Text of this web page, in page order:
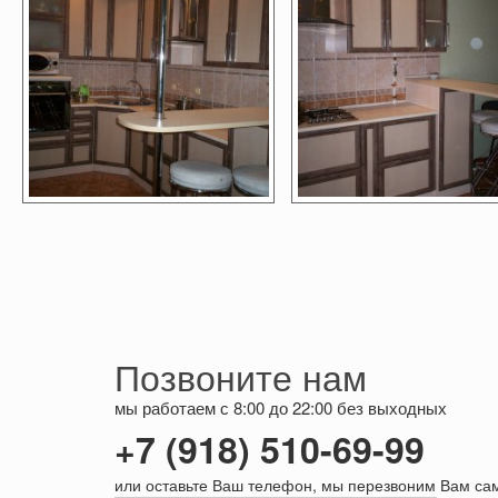
Позвоните нам
мы работаем с 8:00 до 22:00 без выходных
+7 (918) 510-69-99
или оставьте Ваш телефон, мы перезвоним Вам